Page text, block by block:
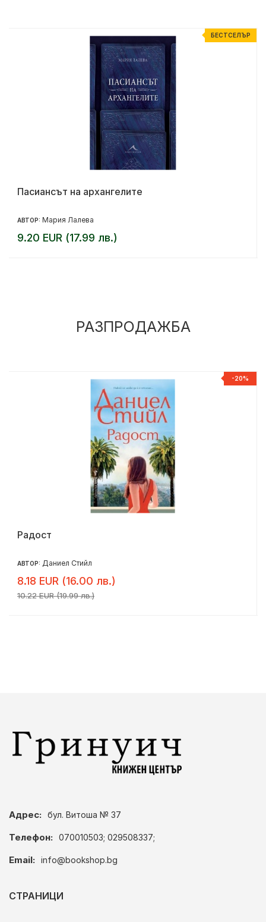
БЕСТСЕЛЪР
Пасиансът на архангелите
АВТОР: Мария Лалева
9.20 EUR (17.99 лв.)
РАЗПРОДАЖБА
-20%
Радост
АВТОР: Даниел Стийл
8.18 EUR (16.00 лв.)
10.22 EUR (19.99 лв.)
Адрес: бул. Витоша № 37
Телефон: 070010503; 029508337;
Email: info@bookshop.bg
СТРАНИЦИ